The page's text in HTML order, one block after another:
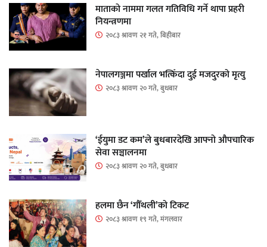
माताकाे नाममा गलत गतिविधि गर्ने थापा प्रहरी
नियन्त्रणमा
२०८३ श्रावण २१ गते, बिहीबार
नेपालगञ्जमा पर्खाल भत्किँदा दुई मजदुरको मृत्यु
२०८३ श्रावण २० गते, बुधबार
‘ईयुमा डट कम’ले बुधबारदेखि आफ्नो औपचारिक
सेवा सञ्चालनमा
२०८३ श्रावण २० गते, बुधबार
हलमा छैन ‘गौँथली’को टिकट
२०८३ श्रावण १९ गते, मंगलवार